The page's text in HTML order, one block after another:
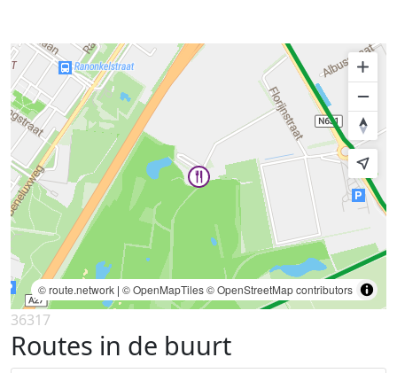
© route.network | © OpenMapTiles© OpenStreetMap contributors
36317
Routes in de buurt